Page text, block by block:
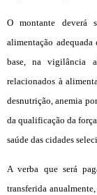
O montante deverá
alimentação
base, na vigilância
relacionados à
desnutrição, anemia
da qualificação da
saúde das cidades
A verba que será
transferida